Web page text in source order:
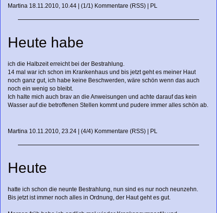
Martina 18.11.2010, 10.44 (1/1) Kommentare (RSS) | PL
Heute habe
ich die Halbzeit erreicht bei der Bestrahlung.
14 mal war ich schon im Krankenhaus und bis jetzt geht es meiner Haut
noch ganz gut, ich habe keine Beschwerden, wäre schön wenn das auch
noch ein wenig so bleibt.
Ich halte mich auch brav an die Anweisungen und achte darauf das kein
Wasser auf die betroffenen Stellen kommt und pudere immer alles schön ab.
Martina 10.11.2010, 23.24 (4/4) Kommentare (RSS) | PL
Heute
hatte ich schon die neunte Bestrahlung, nun sind es nur noch neunzehn.
Bis jetzt ist immer noch alles in Ordnung, der Haut geht es gut.